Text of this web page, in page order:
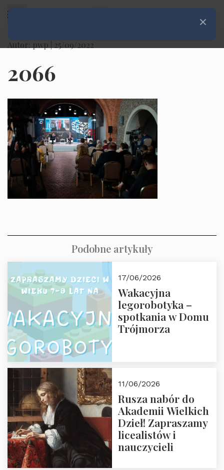
Autor: pwp | 25/09/2022
2066
Podobne artykuły
17/06/2026
Wakacyjna
legorobotyka –
spotkania w Domu
Trójmorza
11/06/2026
Rusza nabór do
Akademii Wielkich
Dzieł! Zapraszamy
licealistów i
nauczycieli
Zamknij